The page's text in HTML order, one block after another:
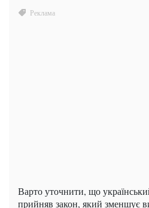
Варто уточнити, що
прийняв закон, який зменшує